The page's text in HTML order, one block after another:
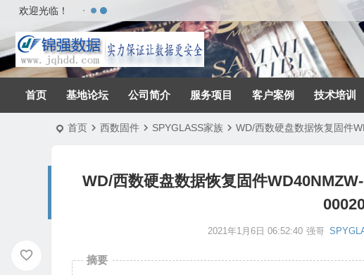
欢迎光临！
首页 基地论坛 公司简介 服务项目 客户案例 技术培训
首页 西数固件 SPYGLASS家族 WD/西数硬盘数据恢复固件
WD/西数硬盘数据恢复固件
2021年1月6日 06:52:40 强哥
摘要